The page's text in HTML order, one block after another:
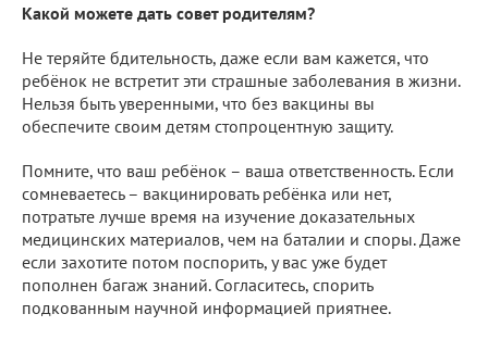
Какой можете дать совет родителям?
Не теряйте бдительность, даже если вам кажется, что
ребёнок не встретит эти страшные заболевания в жизни.
Нельзя быть уверенными, что без вакцины вы
обеспечите своим детям стопроцентную защиту.
Помните, что ваш ребёнок – ваша ответственность. Если
сомневаетесь – вакцинировать ребёнка или нет,
потратьте лучше время на изучение доказательных
медицинских материалов, чем на баталии и споры. Даже
если захотите потом поспорить, у вас уже будет
пополнен багаж знаний. Согласитесь, спорить
подкованным научной информацией приятнее.